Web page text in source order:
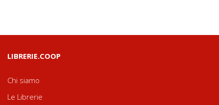
LIBRERIE.COOP
Chi siamo
Le Librerie